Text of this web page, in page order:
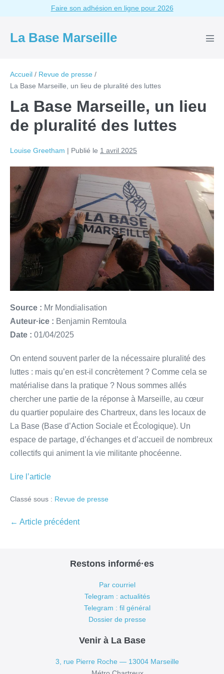
contenu
Faire son adhésion en ligne pour 2026
La Base Marseille
Accueil / Revue de presse /
La Base Marseille, un lieu de pluralité des luttes
La Base Marseille, un lieu
de pluralité des luttes
Louise Greetham | Publié le 1 avril 2025
Source : Mr Mondialisation
Auteur·ice : Benjamin Remtoula
Date : 01/04/2025
On entend souvent parler de la nécessaire pluralité des
luttes : mais qu’en est-il concrètement ? Comme cela se
matérialise dans la pratique ? Nous sommes allés
chercher une partie de la réponse à Marseille, au cœur
du quartier populaire des Chartreux, dans les locaux de
La Base (Base d’Action Sociale et Écologique). Un
espace de partage, d’échanges et d’accueil de nombreux
collectifs qui animent la vie militante phocéenne.
Lire l’article
Classé sous : Revue de presse
Navigation
← Article précédent
Restons informé·es
Par courriel
Telegram : actualités
Telegram : fil général
Dossier de presse
Venir à La Base
3, rue Pierre Roche — 13004 Marseille